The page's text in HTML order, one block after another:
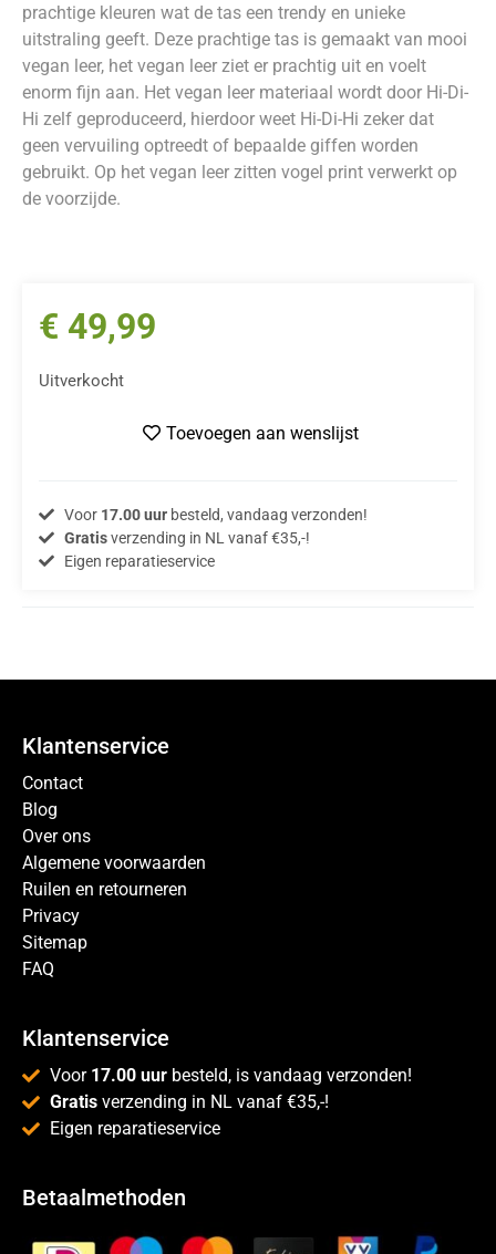
prachtige kleuren wat de tas een trendy en unieke
uitstraling geeft. Deze prachtige tas is gemaakt van mooi
vegan leer, het vegan leer ziet er prachtig uit en voelt
enorm fijn aan. Het vegan leer materiaal wordt door Hi-Di-
Hi zelf geproduceerd, hierdoor weet Hi-Di-Hi zeker dat
geen vervuiling optreedt of bepaalde giffen worden
gebruikt. Op het vegan leer zitten vogel print verwerkt op
de voorzijde.
€ 49,99
Uitverkocht
Toevoegen aan wenslijst
Voor 17.00 uurbesteld, vandaag verzonden!
Gratisverzending in NL vanaf €35,-!
Eigen reparatieservice
Klantenservice
Contact
Blog
Over ons
Algemene voorwaarden
Ruilen en retourneren
Privacy
Sitemap
FAQ
Klantenservice
Voor 17.00 uur besteld, is vandaag verzonden!
Gratis verzending in NL vanaf €35,-!
Eigen reparatieservice
Betaalmethoden